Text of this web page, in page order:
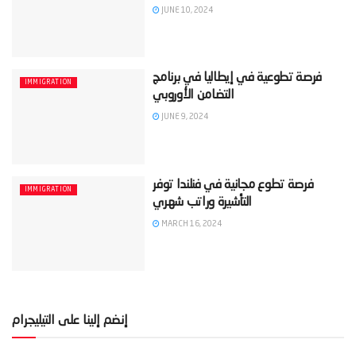
JUNE 10, 2024
IMMIGRATION
‫فرصة تطوعية في إيطاليا في برنامج
JUNE 9, 2024
IMMIGRATION
‫فرصة تطوع مجانية في فنلندا توفر
MARCH 16, 2024
إنضم إلينا على التيليجرام